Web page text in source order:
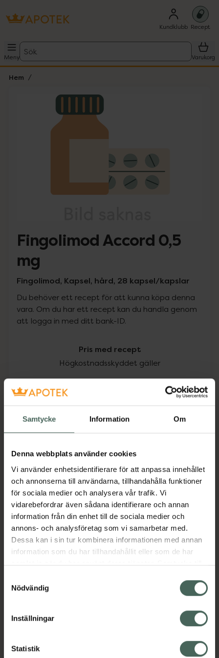
Samtycke Information Om
Denna webbplats använder cookies
Vi använder enhetsidentifierare för att anpassa innehållet
och annonserna till användarna, tillhandahålla funktioner
för sociala medier och analysera vår trafik. Vi
vidarebefordrar även sådana identifierare och annan
information från din enhet till de sociala medier och
annons- och analysföretag som vi samarbetar med.
Dessa kan i sin tur kombinera informationen med annan
information som du har tillhandahållit eller som de har
samlat in när du har använt deras tjänster. Samtycke till
återkalla ditt samtycke via webbplatsens
cookieinställningar. Ett återkallat samtycke påverkar inte
lagligheten av behandling som skett innan återkallelsen.
Nödvändig
Inställningar
Statistik
Kundklubb Recept
Meny
Sök
Varukorg
Hem
Lista: . Innehåller 1 objekt.
Fingolimod Accord 0,5
mg
Fingolimod, Kapsel, hård, 28 kapsel/kapslar
Du behöver ett recept för att kunna köpa denna
vara. Om du har ett recept kan du handla genom
att logga in med ditt bank-ID.
Pris med recept
Högkostnadsskyddet gäller
161,75 kr
I apotek:161,75 kr
Köp via ditt recept
Aktuella erbjudanden
Beskrivning
EAN:05055565776124
Bipacksedel från FASS Visa
syd till Lappland i norr, och online i mobilen och på
datorn. Oavsett vem du är så är det vårt uppdrag att